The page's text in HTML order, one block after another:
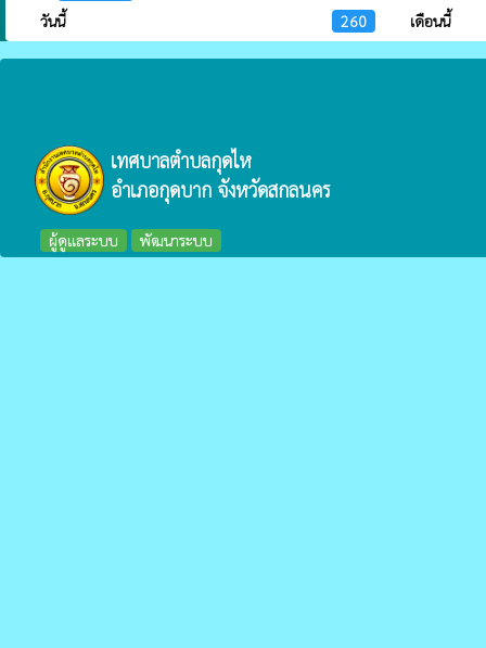
วันนี้ 260 เดือนนี้
เทศบาลตำบลกุดไห
อำเภอกุดบาก จังหวัดสกลนคร
ผู้ดูแลระบบ พัฒนาระบบ